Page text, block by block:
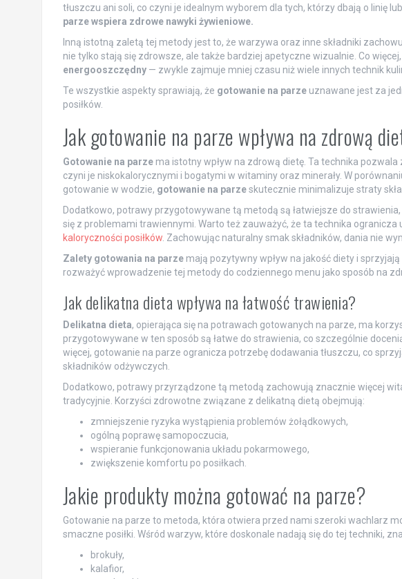
tłuszczu ani soli, co czyni je idealnym wyborem dla tych, którzy dbają o linię
parze wspiera zdrowe nawyki żywieniowe.
Inną istotną zaletą tej metody jest to, że warzywa oraz inne składniki
nie tylko stają się zdrowsze, ale także bardziej apetyczne wizualnie. Co
energooszczędny— zwykle zajmuje mniej czasu niż wiele innych technik
Te wszystkie aspekty sprawiają, że gotowanie na parzeuznawane jest za
posiłków.
Jak gotowanie na parze wpływa na zdrową
Gotowanie na parzema istotny wpływ na zdrową dietę. Ta technika
czyni je niskokalorycznymi i bogatymi w witaminy oraz minerały. W
gotowanie w wodzie, gotowanie na parzeskutecznie minimalizuje straty
Dodatkowo, potrawy przygotowywane tą metodą są łatwiejsze do
się z problemami trawiennymi. Warto też zauważyć, że ta technika ogranicza
kaloryczności posiłków. Zachowując naturalny smak składników, dania nie
Zalety gotowania na parzemają pozytywny wpływ na jakość diety i
rozważyć wprowadzenie tej metody do codziennego menu jako sposób na
Jak delikatna dieta wpływa na łatwość trawienia?
Delikatna dieta, opierająca się na potrawach gotowanych na parze, ma
przygotowywane w ten sposób są łatwe do strawienia, co szczególnie
więcej, gotowanie na parze ogranicza potrzebę dodawania tłuszczu, co
składników odżywczych.
Dodatkowo, potrawy przyrządzone tą metodą zachowują znacznie więcej
tradycyjnie. Korzyści zdrowotne związane z delikatną dietą obejmują:
zmniejszenie ryzyka wystąpienia problemów żołądkowych,
ogólną poprawę samopoczucia,
wspieranie funkcjonowania układu pokarmowego,
zwiększenie komfortu po posiłkach.
Jakie produkty można gotować na parze?
Gotowanie na parze to metoda, która otwiera przed nami szeroki wachlarz
smaczne posiłki. Wśród warzyw, które doskonale nadają się do tej techniki,
brokuły,
kalafior,